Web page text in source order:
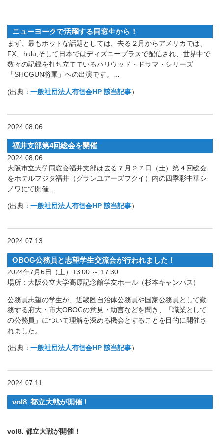
ニューヨークで活躍する同窓生から！
まず、最もホットな話題としては、去る２月からアメリカでは、
FX、hulu,そして日本ではディズニープラスで配信され、世界中で
数々の記録を打ち立てているハリウッド・ドラマ・シリーズ
「SHOGUN将軍」への出演です。…
(出典： 一般社団法人有恒会HP 該当記事）
2024.08.06
福井支部第4回総会を開催
2024.08.06
大阪市立大学同窓会福井支部は去る７月２７日（土）第４回総会
をホテルフジタ福井（グランユアーズフクイ）内の四季彩中華シ
ノワにて開催…
(出典： 一般社団法人有恒会HP 該当記事）
2024.07.13
OBOG公務員と志望学生交流会が行われました！
2024年7月6日（土）13:00 ～ 17:30
場所：大阪公立大学高原記念館学友ホール（杉本キャンパス）
公務員志望の学生が、近畿圏自治体公務員や国家公務員として勤
務する府大・市大OBOGの意見・助言などを聞き、「職業として
の公務員」について理解を深める機会とすることを目的に開催さ
れました。
(出典： 一般社団法人有恒会HP 該当記事）
2024.07.11
vol8. 都立大戦が開催！
vol8. 都立大戦が開催！